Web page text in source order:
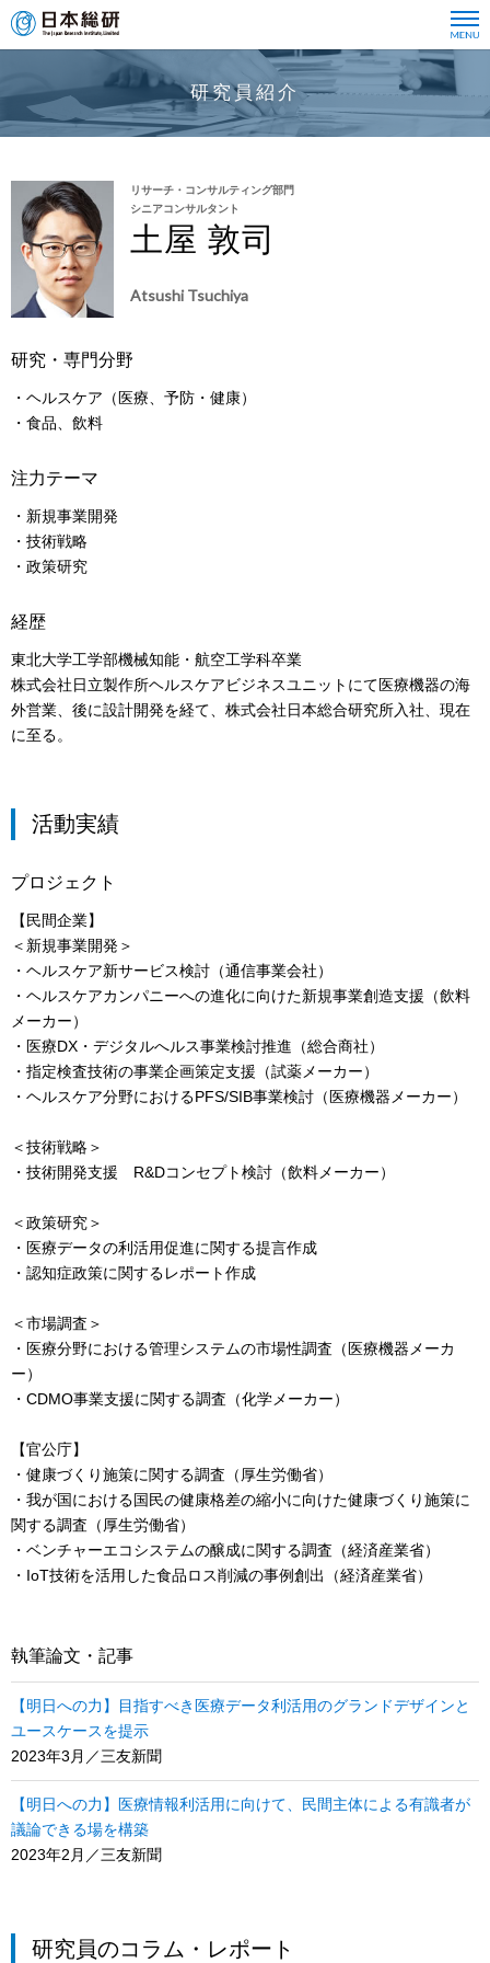
研究員紹介
リサーチ・コンサルティング部門
シニアコンサルタント
土屋 敦司
Atsushi Tsuchiya
研究・専門分野
・ヘルスケア（医療、予防・健康）
・食品、飲料
注力テーマ
・新規事業開発
・技術戦略
・政策研究
経歴
東北大学工学部機械知能・航空工学科卒業
株式会社日立製作所ヘルスケアビジネスユニットにて医療機器の海
外営業、後に設計開発を経て、株式会社日本総合研究所入社、現在
に至る。
活動実績
プロジェクト
【民間企業】
＜新規事業開発＞
・ヘルスケア新サービス検討（通信事業会社）
・ヘルスケアカンパニーへの進化に向けた新規事業創造支援（飲料
メーカー）
・医療DX・デジタルへルス事業検討推進（総合商社）
・指定検査技術の事業企画策定支援（試薬メーカー）
・ヘルスケア分野におけるPFS/SIB事業検討（医療機器メーカー）
＜技術戦略＞
・技術開発支援 R&Dコンセプト検討（飲料メーカー）
＜政策研究＞
・医療データの利活用促進に関する提言作成
・認知症政策に関するレポート作成
＜市場調査＞
・医療分野における管理システムの市場性調査（医療機器メーカ
ー）
・CDMO事業支援に関する調査（化学メーカー）
【官公庁】
・健康づくり施策に関する調査（厚生労働省）
・我が国における国民の健康格差の縮小に向けた健康づくり施策に
関する調査（厚生労働省）
・ベンチャーエコシステムの醸成に関する調査（経済産業省）
・IoT技術を活用した食品ロス削減の事例創出（経済産業省）
執筆論文・記事
【明日への力】目指すべき医療データ利活用のグランドデザインと
ユースケースを提示
2023年3月／三友新聞
【明日への力】医療情報利活用に向けて、民間主体による有識者が
議論できる場を構築
2023年2月／三友新聞
研究員のコラム・レポート